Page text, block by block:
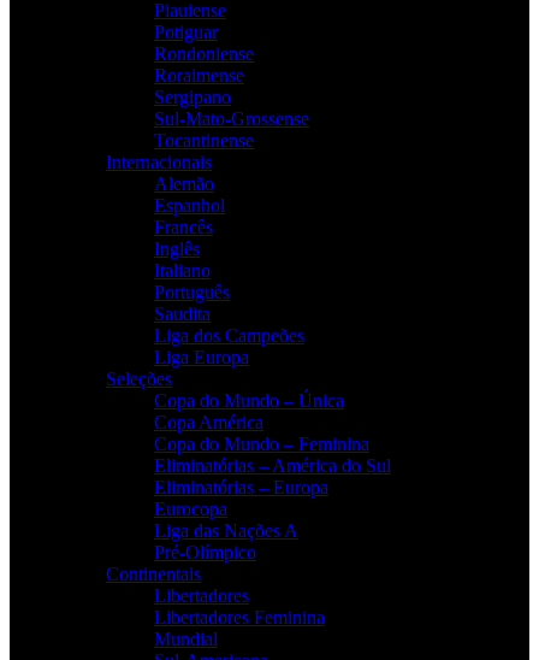
Piauiense
Potiguar
Rondoniense
Roraimense
Sergipano
Sul-Mato-Grossense
Tocantinense
Internacionais
Alemão
Espanhol
Francês
Inglês
Italiano
Português
Saudita
Liga dos Campeões
Liga Europa
Seleções
Copa do Mundo – Única
Copa América
Copa do Mundo – Feminina
Eliminatórias – América do Sul
Eliminatórias – Europa
Eurocopa
Liga das Nações A
Pré-Olímpico
Continentais
Libertadores
Libertadores Feminina
Mundial